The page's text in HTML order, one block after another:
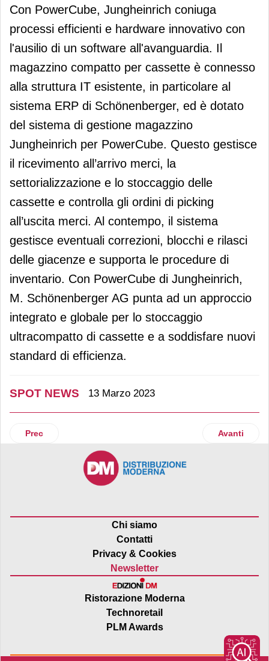
Con PowerCube, Jungheinrich coniuga
processi efficienti e hardware innovativo con
l'ausilio di un software all'avanguardia. Il
magazzino compatto per cassette è connesso
alla struttura IT esistente, in particolare al
sistema ERP di Schönenberger, ed è dotato
del sistema di gestione magazzino
Jungheinrich per PowerCube. Questo gestisce
il ricevimento all’arrivo merci, la
settorializzazione e lo stoccaggio delle
cassette e controlla gli ordini di picking
all’uscita merci. Al contempo, il sistema
gestisce eventuali correzioni, blocchi e rilasci
delle giacenze e supporta le procedure di
inventario. Con PowerCube di Jungheinrich,
M. Schönenberger AG punta ad un approccio
integrato e globale per lo stoccaggio
ultracompatto di cassette e a soddisfare nuovi
standard di efficienza.
SPOT NEWS 13 Marzo 2023
Articolo precedente: MITSafetrans propone MITRetail, il
Prec Articolo
Avanti
Chi siamo
Contatti
Privacy & Cookies
Newsletter
Ristorazione Moderna
Technoretail
PLM Awards